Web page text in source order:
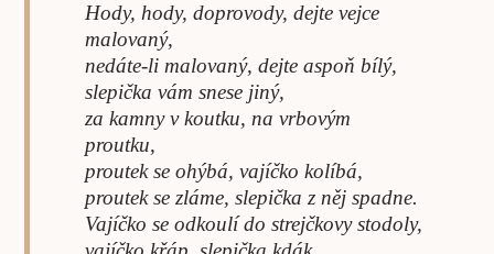
Hody, hody, doprovody, dejte vejce
malovaný,
nedáte-li malovaný, dejte aspoň bílý,
slepička vám snese jiný,
za kamny v koutku, na vrbovým
proutku,
proutek se ohýbá, vajíčko kolíbá,
proutek se zláme, slepička z něj spadne.
Vajíčko se odkoulí do strejčkovy stodoly,